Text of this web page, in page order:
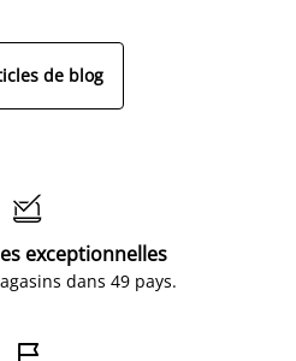
de blog

exceptionnelles
dans 49 pays.
